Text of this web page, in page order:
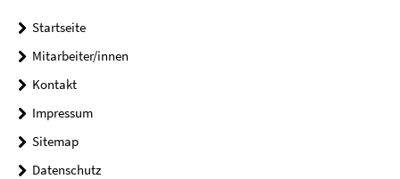
Startseite
Mitarbeiter/innen
Kontakt
Impressum
Sitemap
Datenschutz